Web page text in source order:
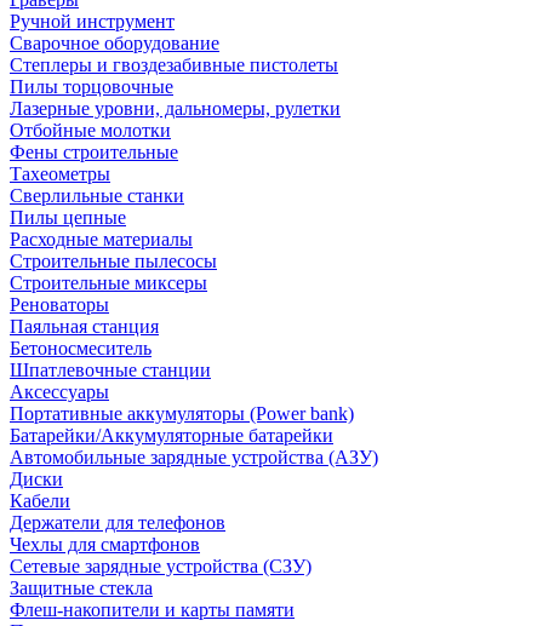
Ручной инструмент
Сварочное оборудование
Степлеры и гвоздезабивные пистолеты
Пилы торцовочные
Лазерные уровни, дальномеры, рулетки
Отбойные молотки
Фены строительные
Тахеометры
Сверлильные станки
Пилы цепные
Расходные материалы
Строительные пылесосы
Строительные миксеры
Реноваторы
Паяльная станция
Бетоносмеситель
Шпатлевочные станции
Аксессуары
Портативные аккумуляторы (Power bank)
Батарейки/Аккумуляторные батарейки
Автомобильные зарядные устройства (АЗУ)
Диски
Кабели
Держатели для телефонов
Чехлы для смартфонов
Сетевые зарядные устройства (СЗУ)
Защитные стекла
Флеш-накопители и карты памяти